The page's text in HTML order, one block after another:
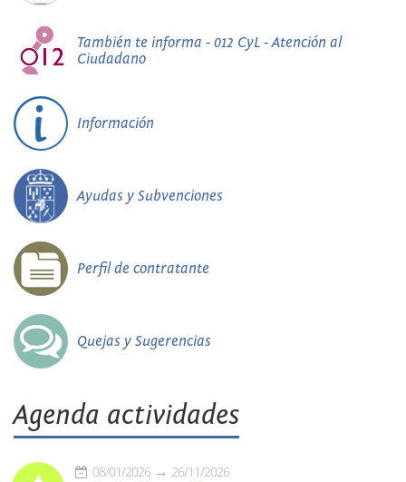
También te informa - 012 CyL - Atención al
Ciudadano
Información
Ayudas y Subvenciones
Perfil de contratante
Quejas y Sugerencias
Agenda actividades
08/01/2026 26/11/2026